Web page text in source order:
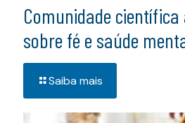
Comunidade
sobre fé e saúde
Saiba mais